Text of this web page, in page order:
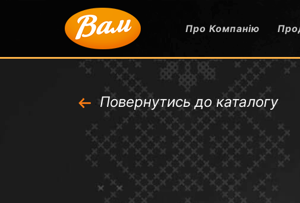
Про Компанію
Повернутись до каталогу